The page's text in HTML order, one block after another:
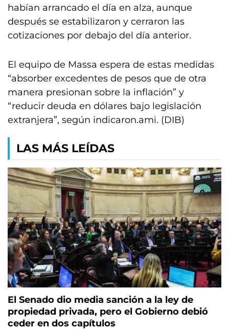
habían arrancado el día en alza, aunque
después se estabilizaron y cerraron las
cotizaciones por debajo del día anterior.
El equipo de Massa espera de estas medidas
“absorber excedentes de pesos que de otra
manera presionan sobre la inflación” y
“reducir deuda en dólares bajo legislación
extranjera”, según indicaron.ami. (DIB)
LAS MÁS LEÍDAS
El Senado dio media sanción a la ley de
propiedad privada, pero el Gobierno debió
ceder en dos capítulos